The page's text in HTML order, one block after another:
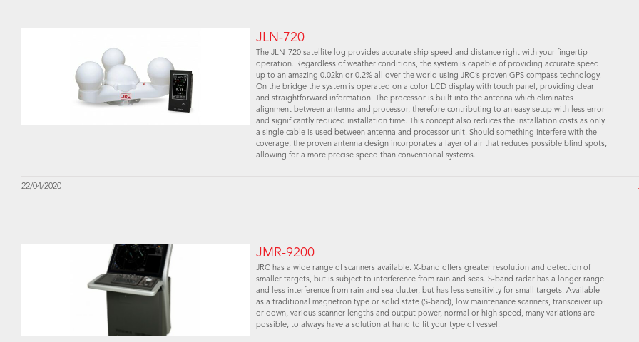
JLN-720
The JLN-720 satellite log provides accurate ship speed and distance right with your fingertip
operation. Regardless of weather conditions, the system is capable of providing accurate speed
up to an amazing 0.02kn or 0.2% all over the world using JRC’s proven GPS compass technology.
On the bridge the system is operated on a color LCD display with touch panel, providing clear
and straightforward information. The processor is built into the antenna which eliminates
alignment between antenna and processor, therefore contributing to an easy setup with less error
and significantly reduced installation time. This concept also reduces the installation costs as only
a single cable is used between antenna and processor unit. Should something interfere with the
coverage, the proven antenna design incorporates a layer of air that reduces possible blind spots,
allowing for a more precise speed than conventional systems.
22/04/2020
JMR-9200
JRC has a wide range of scanners available. X-band offers greater resolution and detection of
smaller targets, but is subject to interference from rain and seas. S-band radar has a longer range
and less interference from rain and sea clutter, but has less sensitivity for small targets. Available
as a traditional magnetron type or solid state (S-band), low maintenance scanners, transceiver up
or down, various scanner lengths and output power, normal or high speed, many variations are
possible, to always have a solution at hand to fit your type of vessel.